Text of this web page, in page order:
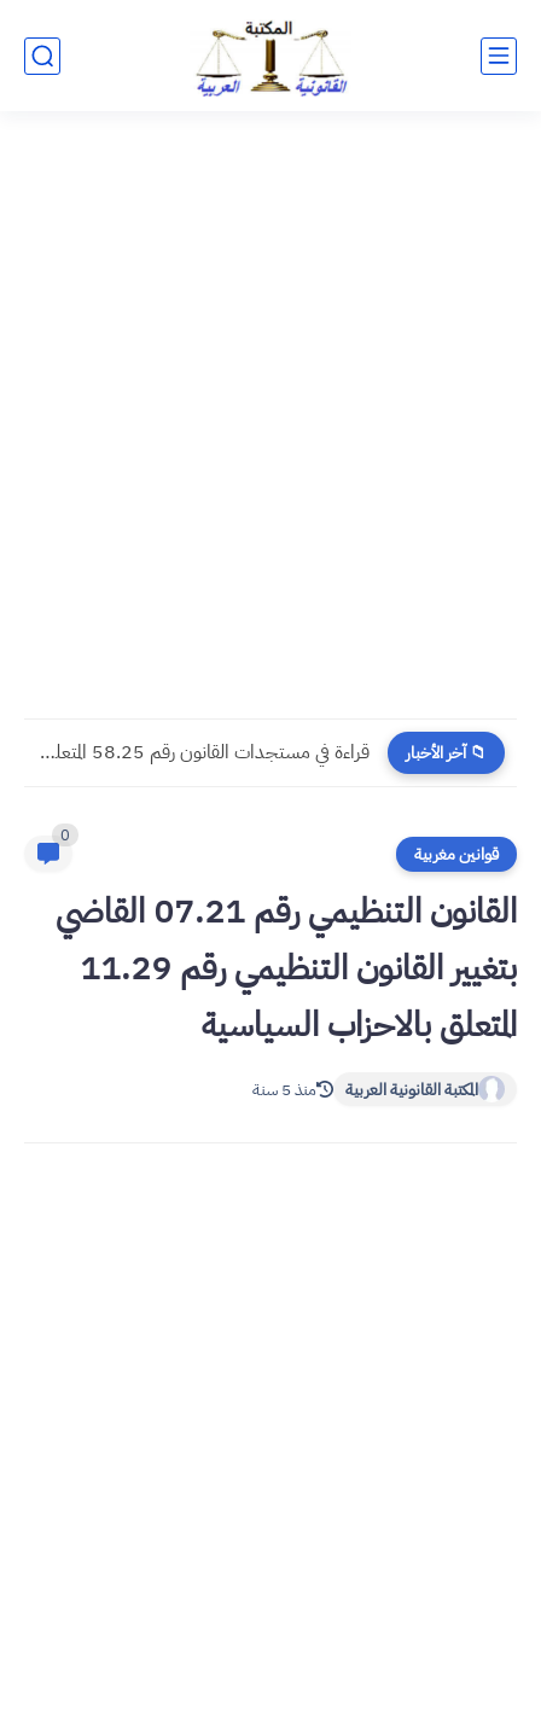
📁 آخر الأخبار ​قراءة في مستجدات القانون رقم 58.25 المتعلق بالمسطرة المدنية
قوانين مغربية
0
القانون التنظيمي رقم 07.21 القاضي
بتغيير القانون التنظيمي رقم 11.29
المتعلق بالاحزاب السياسية
المكتبة القانونية العربية منذ 5 سنة